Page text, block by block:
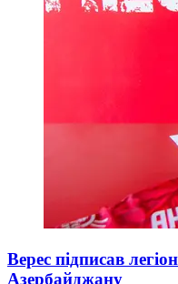
Верес підписав
Азербайджану